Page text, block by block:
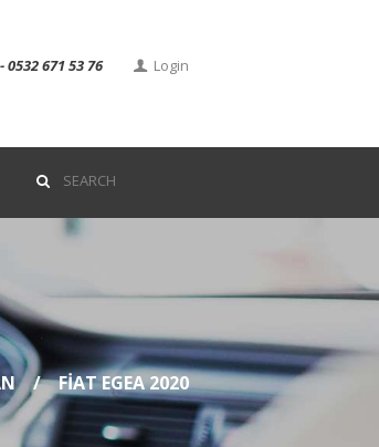
Login
0532 671 53 76
FIAT EGEA 2020